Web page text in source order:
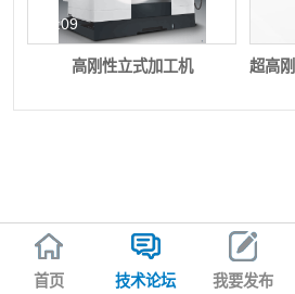
交由 HTP 系列轻易克服
发电、钢铁、轨道、航空航天
伸切削，亦可维持优异的加工精
00:09
高刚性立式加工机
首页 技术论坛 我要发布